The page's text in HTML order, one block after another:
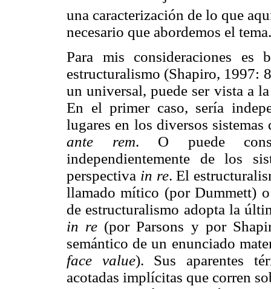
una caracterización de lo que
necesario que abordemos el tema.
Para mis consideraciones
estructuralismo (Shapiro, 1997:
un universal, puede ser vista a
En el primer caso, sería
lugares en los diversos
ante rem. O puede
independientemente de los
perspectiva in re. El
llamado mítico (por Dummett)
de estructuralismo adopta la
in re (por Parsons y por
semántico de un enunciado
face value). Sus aparentes
acotadas implícitas que corren